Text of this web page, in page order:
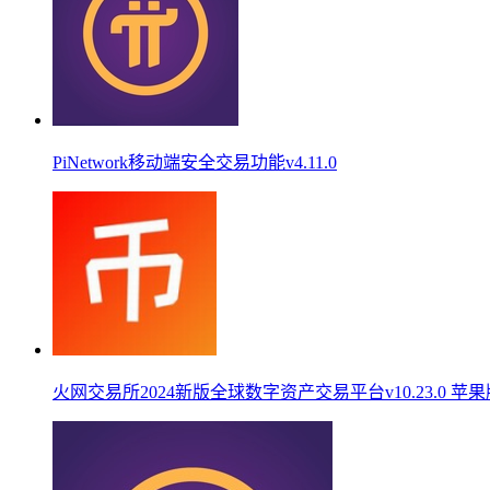
PiNetwork移动端安全交易功能v4.11.0
火网交易所2024新版全球数字资产交易平台v10.23.0 苹果